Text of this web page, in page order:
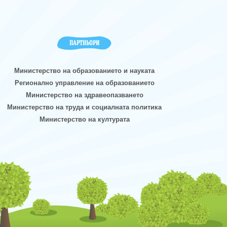
ПАРТНЬОРИ
Министерство на образованието и науката
Регионално управление на образованието
Министерство на здравеопазването
Министерство на труда и социалната политика
Министерство на културата